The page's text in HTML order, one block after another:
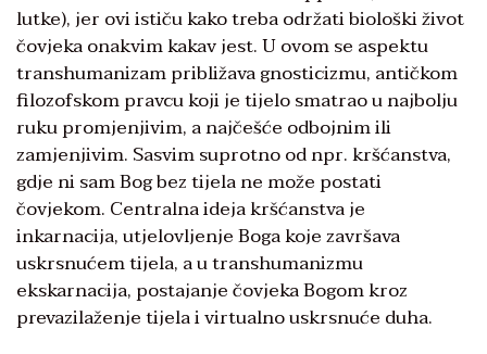
lutke), jer ovi ističu kako treba održati biološki život
čovjeka onakvim kakav jest. U ovom se aspektu
transhumanizam približava gnosticizmu, antičkom
filozofskom pravcu koji je tijelo smatrao u najbolju
ruku promjenjivim, a najčešće odbojnim ili
zamjenjivim. Sasvim suprotno od npr. kršćanstva,
gdje ni sam Bog bez tijela ne može postati
čovjekom. Centralna ideja kršćanstva je
inkarnacija, utjelovljenje Boga koje završava
uskrsnućem tijela, a u transhumanizmu
ekskarnacija, postajanje čovjeka Bogom kroz
prevazilaženje tijela i virtualno uskrsnuće duha.